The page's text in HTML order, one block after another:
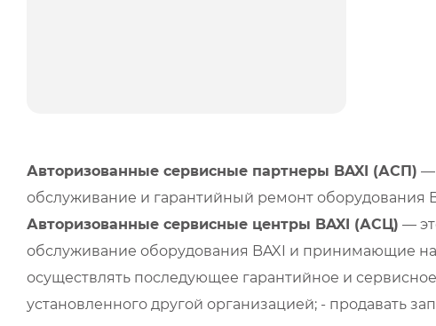
Авторизованные сервисные партнеры BAXI (АСП) —
обслуживание и гарантийный ремонт оборудования
Авторизованные сервисные центры BAXI (АСЦ) —
обслуживание оборудования BAXI и принимающие
осуществлять последующее гарантийное и
установленного другой организацией; - продавать